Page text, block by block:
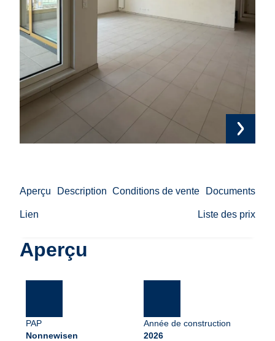
Aperçu Description Conditions de vente Documents
Lien Liste des prix
Aperçu
PAP
Nonnewisen
Année de construction
2026